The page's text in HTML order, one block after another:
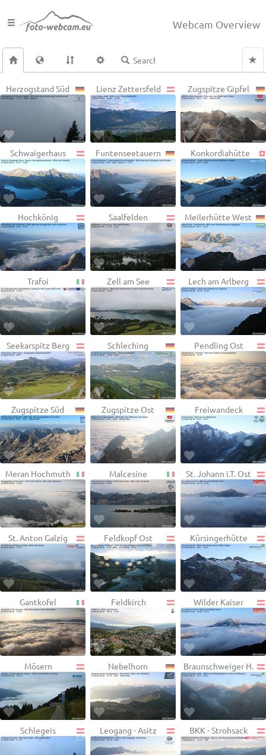
Webcam Overview
Herzogstand Süd Lienz Zettersfeld Zugspitze Gipfel
Schwaigerhaus Funtenseetauern Konkordiahütte
Hochkönig Saalfelden Meilerhütte West
Trafoi Zell am See Lech am Arlberg
Seekarspitz Berg Schleching Pendling Ost
Zugspitze Süd Zugspitze Ost Freiwandeck
Meran Hochmuth Malcesine St. Johann i.T. Ost
St. Anton Galzig Feldkopf Ost Kürsingerhütte
Gantkofel Feldkirch Wilder Kaiser
Mösern Nebelhorn Braunschweiger H.
Schlegeis Leogang - Asitz BKK - Strohsack